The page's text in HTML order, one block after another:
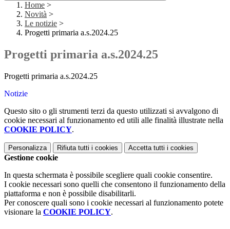
Home >
Novità >
Le notizie >
Progetti primaria a.s.2024.25
Progetti primaria a.s.2024.25
Progetti primaria a.s.2024.25
Notizie
Questo sito o gli strumenti terzi da questo utilizzati si avvalgono di
cookie necessari al funzionamento ed utili alle finalità illustrate nella
COOKIE POLICY.
Personalizza Rifiuta tutti i cookies Accetta tutti i cookies
Gestione cookie
In questa schermata è possibile scegliere quali cookie consentire.
I cookie necessari sono quelli che consentono il funzionamento della
piattaforma e non è possibile disabilitarli.
Per conoscere quali sono i cookie necessari al funzionamento potete
visionare la COOKIE POLICY.